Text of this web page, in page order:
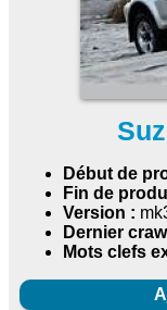
Début de
Fin de
Version :
Dernier crawl
Mots clefs